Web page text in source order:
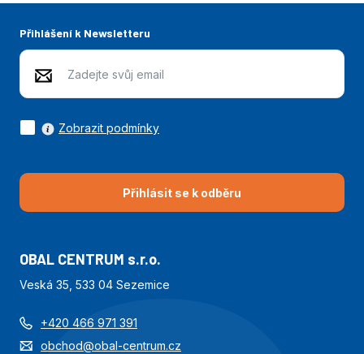
Přihlášení k Newsletteru
Přihlásit se k odběru
Zobrazit podmínky
OBAL CENTRUM s.r.o.
Veská 35, 533 04 Sezemice
+420 466 971 391
obchod@obal-centrum.cz